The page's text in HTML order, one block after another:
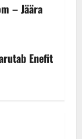
– Jäära
Enefit